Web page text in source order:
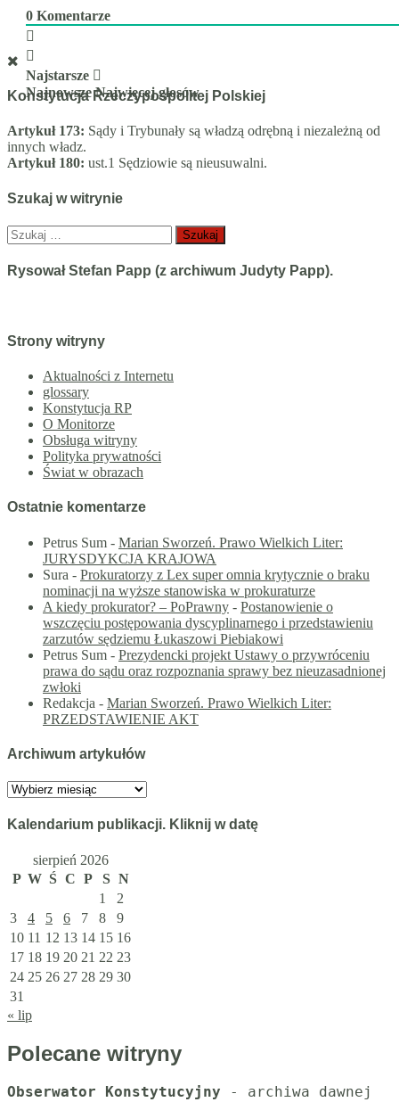
0 Komentarze
Najstarsze
Najnowsze Najwięcej głosów
Konstytucja Rzeczypospolitej Polskiej
Artykuł 173: Sądy i Trybunały są władzą odrębną i niezależną od
innych władz.
Artykuł 180: ust.1 Sędziowie są nieusuwalni.
Szukaj w witrynie
Szukaj:
Rysował Stefan Papp (z archiwum Judyty Papp).
Strony witryny
Aktualności z Internetu
glossary
Konstytucja RP
O Monitorze
Obsługa witryny
Polityka prywatności
Świat w obrazach
Ostatnie komentarze
Petrus Sum - Marian Sworzeń. Prawo Wielkich Liter:
JURYSDYKCJA KRAJOWA
Sura - Prokuratorzy z Lex super omnia krytycznie o braku
nominacji na wyższe stanowiska w prokuraturze
A kiedy prokurator? – PoPrawny - Postanowienie o
wszczęciu postępowania dyscyplinarnego i przedstawieniu
zarzutów sędziemu Łukaszowi Piebiakowi
Petrus Sum - Prezydencki projekt Ustawy o przywróceniu
prawa do sądu oraz rozpoznania sprawy bez nieuzasadnionej
zwłoki
Redakcja - Marian Sworzeń. Prawo Wielkich Liter:
PRZEDSTAWIENIE AKT
Archiwum artykułów
Archiwum
Kalendarium publikacji. Kliknij w datę
sierpień 2026
P W Ś C P S N
1
2
3
4 5 6 7 8
9
10 11 12 13 14 15 16
17 18 19 20 21 22 23
24 25 26 27 28 29 30
31
« lip
Polecane witryny
Obserwator Konstytucyjny - archiwa dawnej